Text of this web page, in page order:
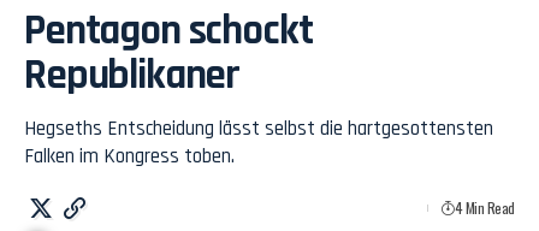
Pentagon schockt
Republikaner
Hegseths Entscheidung lässt selbst die hartgesottensten
Falken im Kongress toben.
4 Min Read